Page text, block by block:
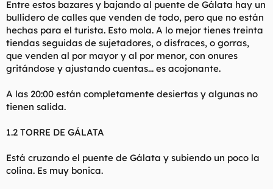
Entre estos bazares y bajando al puente de Gálata hay un
bullidero de calles que venden de todo, pero que no están
hechas para el turista. Esto mola. A lo mejor tienes treinta
tiendas seguidas de sujetadores, o disfraces, o gorras,
que venden al por mayor y al por menor, con onures
gritándose y ajustando cuentas... es acojonante.
A las 20:00 están completamente desiertas y algunas no
tienen salida.
1.2 TORRE DE GÁLATA
Está cruzando el puente de Gálata y subiendo un poco la
colina. Es muy bonica.